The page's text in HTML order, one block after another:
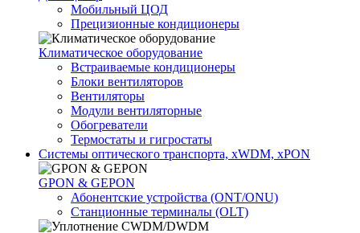
Мобильный ЦОД
Прецизионные кондиционеры
Климатичeское оборудование
Встраиваемые кондиционеры
Блоки вентиляторов
Вентиляторы
Модули вентиляторные
Обогреватели
Термостаты и гигростаты
Системы оптического транспорта, xWDM, xPON
GPON & GEPON
Абонентские устройства (ONT/ONU)
Станционные терминалы (OLT)